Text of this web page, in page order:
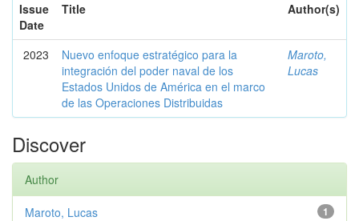
Issue
Date
Title Author(s)
2023
Nuevo enfoque estratégico para la
integración del poder naval de los
Estados Unidos de América en el marco
de las Operaciones Distribuidas
Maroto,
Lucas
Discover
Author
1
Maroto, Lucas